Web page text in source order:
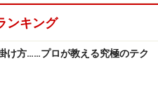
ンキング
け方……プロが教える究極のテク